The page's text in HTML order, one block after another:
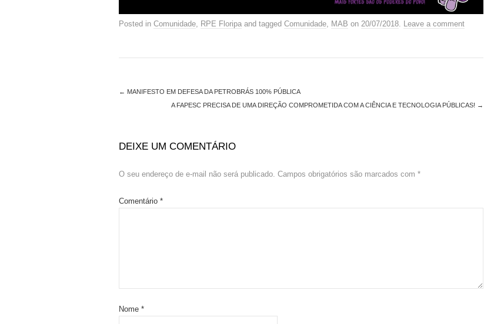
Posted in Comunidade RPE Floripa and tagged Comunidade MAB on 20/07/2018 Leave a comment
← MANIFESTO EM DEFESA DA PETROBRÁS 100% PÚBLICA
A FAPESC PRECISA DE UMA DIREÇÃO COMPROMETIDA COM A CIÊNCIA E TECNOLOGIA PÚBLICAS! →
DEIXE UM COMENTÁRIO
O seu endereço de e-mail não será publicado. Campos obrigatórios são marcados com *
Comentário *
Nome *